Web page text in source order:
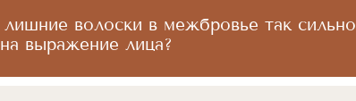
волоски в межбровье так сильно
выражение лица?